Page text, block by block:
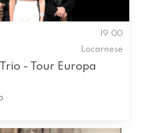
19.00
Locarnese
- Tour Europa